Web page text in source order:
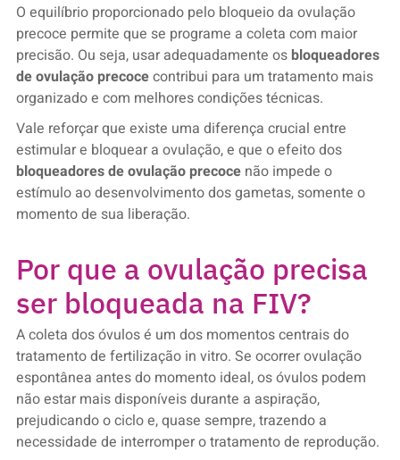
O equilíbrio proporcionado pelo bloqueio da ovulação
precoce permite que se programe a coleta com maior
precisão. Ou seja, usar adequadamente os bloqueadores
de ovulação precocecontribui para um tratamento mais
organizado e com melhores condições técnicas.
Vale reforçar que existe uma diferença crucial entre
estimular e bloquear a ovulação, e que o efeito dos
bloqueadores de ovulação precocenão impede o
estímulo ao desenvolvimento dos gametas, somente o
momento de sua liberação.
Por que a ovulação precisa
ser bloqueada na FIV?
A coleta dos óvulos é um dos momentos centrais do
tratamento de fertilização in vitro. Se ocorrer ovulação
espontânea antes do momento ideal, os óvulos podem
não estar mais disponíveis durante a aspiração,
prejudicando o ciclo e, quase sempre, trazendo a
necessidade de interromper o tratamento de reprodução.